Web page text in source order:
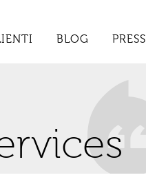
BLOG PRESS